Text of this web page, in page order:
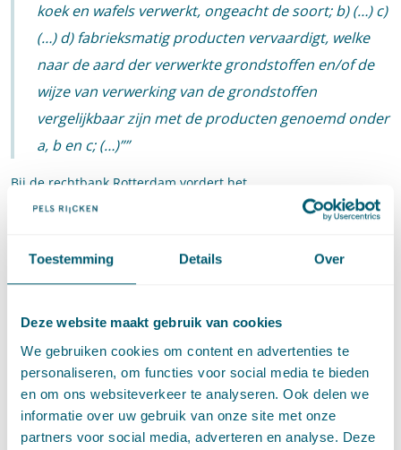
Toestemming Details Over
Deze website maakt gebruik van cookies
We gebruiken cookies om content en advertenties te
personaliseren, om functies voor social media te bieden
en om ons websiteverkeer te analyseren. Ook delen we
informatie over uw gebruik van onze site met onze
partners voor social media, adverteren en analyse. Deze
koek en wafels verwerkt, ongeacht de soort; b) (…) c)
(…) d) fabrieksmatig producten vervaardigt, welke
naar de aard der verwerkte grondstoffen en/of de
wijze van verwerking van de grondstoffen
vergelijkbaar zijn met de producten genoemd onder
a, b en c; (…)”
Bij de rechtbank Rotterdam vordert het
Bedrijfstakpensioenfonds voor de Zoetwaren onder andere
een verklaring voor recht dat de pannenkoekenbakker onder
poffertjes ‘koek’ zijn als genoemd in bovenstaande
werkingssfeer. Het rechtsgevolg hiervan is dat de
gebaseerde besluiten van het bestuur van het
Bedrijfstakpensioenfonds moet naleven (artikel 4 Wet Bpf
2000). De pannenkoekenbakker is in dat geval bovendien
verplicht tot aanmelding van haar werknemers als deelnemer,
tot het verstrekken van gegevens over haar werknemers en tot
premiebetaling aan Bedrijfstakpensioenfonds Zoetwaren.